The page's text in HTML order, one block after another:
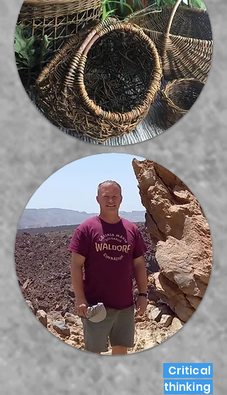
Critical
thinking